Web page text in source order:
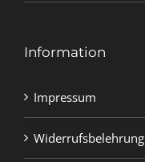
Information
Impressum
Widerrufsbelehrung